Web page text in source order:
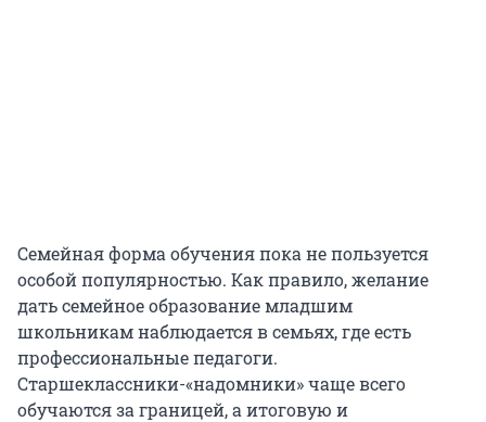
Семейная форма обучения пока не пользуется
особой популярностью. Как правило, желание
дать семейное образование младшим
школьникам наблюдается в семьях, где есть
профессиональные педагоги.
Старшеклассники-«надомники» чаще всего
обучаются за границей, а итоговую и